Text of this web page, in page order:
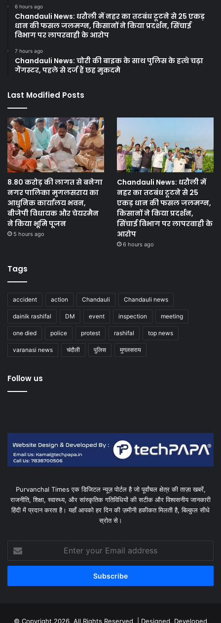
6 hours ago
Chandauli News: धरौली में नहर का तटबंध टूटने से 25 एकड़
धान की फसल जलमग्न, किसानों ने किया प्रदर्शन, सिंचाई
विभाग पर लापरवाही के आरोप
7 hours ago
Chandauli News: चोरी की बाइक के साथ पुलिस के हत्थे चढ़ा
गैंगस्टर, पहले से दर्ज हैं छह मुकदमे
Last Modified Posts
8.80 करोड़ की लागत से बनेगा
नगर पालिका मुगलसराय का
आधुनिक कार्यालय भवन,
बीजेपी विधायक और चेयरमैन
ने किया भूमि पूजन
5 hours ago
Chandauli News: धरौली में
नहर का तटबंध टूटने से 25
एकड़ धान की फसल जलमग्न,
किसानों ने किया प्रदर्शन,
सिंचाई विभाग पर लापरवाही के
आरोप
6 hours ago
Tags
accident action Chandauli Chandauli news
dainik rashifal DM event inspection meeting
one died police protest rashifal top news
varanasi news चंदौली पुलिस मुगलसराय
Follow us
Purvanchal Times एक डिजिटल न्यूज़ पोर्टल है जो पूर्वांचल क्षेत्र की ताज़ा खबरें,
राजनीति, शिक्षा, स्वास्थ्य, और सांस्कृतिक गतिविधियों की सटीक और विश्वसनीय जानकारी
हिंदी में प्रदान करता है। यहाँ आपको हर दिन की ज़मीनी हकीकत मिलती है, बिल्कुल सीधे
स्रोत से।
Enter
your
Email
© Copyright 2026, All Rights Reserved | Designed, Developed